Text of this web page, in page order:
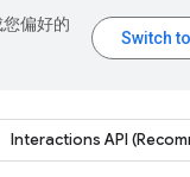
偏好的
Interactions API